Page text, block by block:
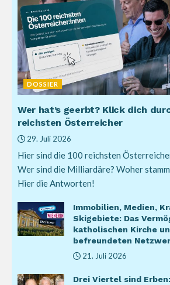
DOSSIER
Wer hat’s geerbt? Klick dich
reichsten Österreicher
29. Juli 2026
Hier sind die 100 reichsten
Wer sind die Milliardäre? Woher
Hier die Antworten!
Immobilien, Medien,
Skigebiete: Das
katholischen Kirche
befreundeten
21. Juli 2026
Drei Viertel sind